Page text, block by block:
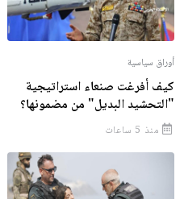
أوراق سياسية
كيف أفرغت صنعاء استراتيجية
"التحشيد البديل" من مضمونها؟
منذ 5 ساعات